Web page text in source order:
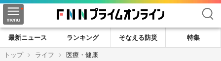
検索
最新ニュース ランキング そなえる防災
特集
トップ
ライフ 医療・健康